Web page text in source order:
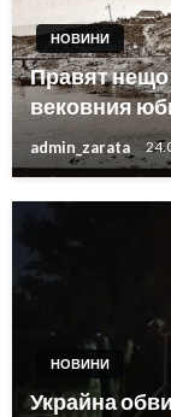
НОВИНИ
Правят нещо
вековния
admin_zarata
НОВИНИ
Украйна